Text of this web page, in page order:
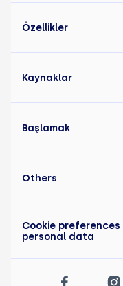
Özellikler
Kaynaklar
Başlamak
Others
Cookie preferences
personal data